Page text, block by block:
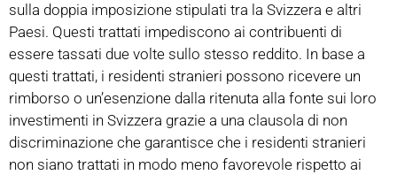
sulla doppia imposizione stipulati tra la Svizzera e altri
Paesi. Questi trattati impediscono ai contribuenti di
essere tassati due volte sullo stesso reddito. In base a
questi trattati, i residenti stranieri possono ricevere un
rimborso o un’esenzione dalla ritenuta alla fonte sui loro
investimenti in Svizzera grazie a una clausola di non
discriminazione che garantisce che i residenti stranieri
non siano trattati in modo meno favorevole rispetto ai